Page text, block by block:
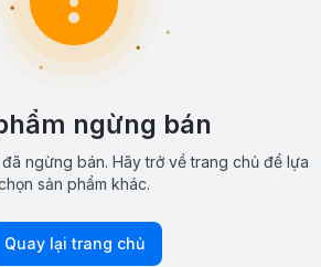
ngừng bán
ngừng bán. Hãy trở về trang chủ để lựa
sản phẩm khác.
Quay lại trang chủ